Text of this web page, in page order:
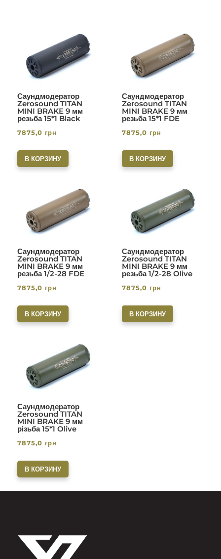
Саундмодератор
Zerosound TITAN
MINI BRAKE 9 мм
резьба 15*1 Black
7875,0 грн
В КОРЗИНУ
Саундмодератор
Zerosound TITAN
MINI BRAKE 9 мм
резьба 15*1 FDE
7875,0 грн
В КОРЗИНУ
Саундмодератор
Zerosound TITAN
MINI BRAKE 9 мм
резьба 1/2-28 FDE
7875,0 грн
В КОРЗИНУ
Саундмодератор
Zerosound TITAN
MINI BRAKE 9 мм
резьба 1/2-28 Olive
7875,0 грн
В КОРЗИНУ
Саундмодератор
Zerosound TITAN
MINI BRAKE 9 мм
різьба 15*1 Olive
7875,0 грн
В КОРЗИНУ